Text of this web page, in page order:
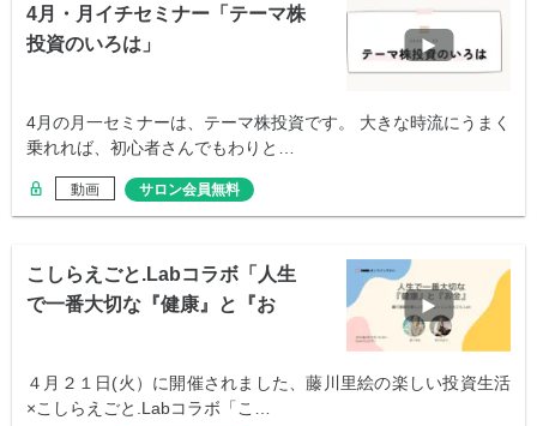
4月・月イチセミナー「テーマ株
投資のいろは」
4月の月一セミナーは、テーマ株投資です。 大きな時流にうまく
乗れれば、初心者さんでもわりと…
動画 サロン会員無料
こしらえごと.Labコラボ「人生
で一番大切な『健康』と『お
４月２１日(火）に開催されました、藤川里絵の楽しい投資生活
×こしらえごと.Labコラボ「こ…